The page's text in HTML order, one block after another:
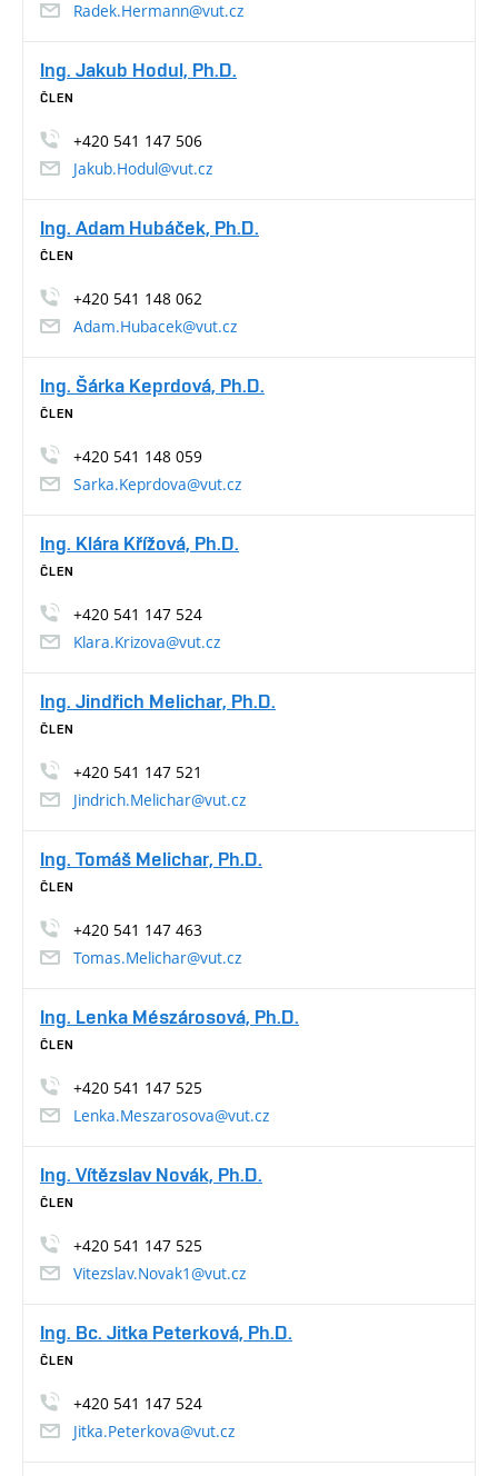
Radek.Hermann@vut.cz
Ing. Jakub Hodul, Ph.D.
ČLEN
+420 541 147 506
Jakub.Hodul@vut.cz
Ing. Adam Hubáček, Ph.D.
ČLEN
+420 541 148 062
Adam.Hubacek@vut.cz
Ing. Šárka Keprdová, Ph.D.
ČLEN
+420 541 148 059
Sarka.Keprdova@vut.cz
Ing. Klára Křížová, Ph.D.
ČLEN
+420 541 147 524
Klara.Krizova@vut.cz
Ing. Jindřich Melichar, Ph.D.
ČLEN
+420 541 147 521
Jindrich.Melichar@vut.cz
Ing. Tomáš Melichar, Ph.D.
ČLEN
+420 541 147 463
Tomas.Melichar@vut.cz
Ing. Lenka Mészárosová, Ph.D.
ČLEN
+420 541 147 525
Lenka.Meszarosova@vut.cz
Ing. Vítězslav Novák, Ph.D.
ČLEN
+420 541 147 525
Vitezslav.Novak1@vut.cz
Ing. Bc. Jitka Peterková, Ph.D.
ČLEN
+420 541 147 524
Jitka.Peterkova@vut.cz